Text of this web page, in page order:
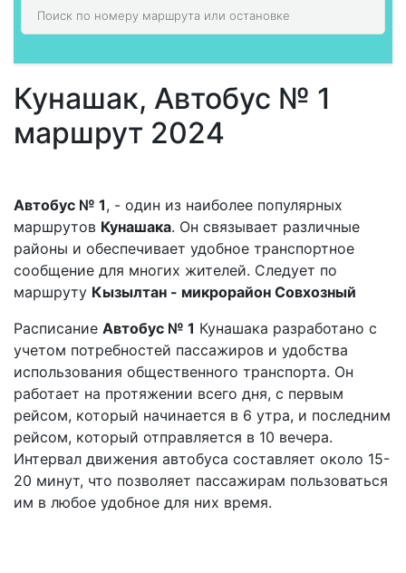
Кунашак, Автобус № 1
маршрут 2024
Автобус № 1, - один из наиболее популярных
маршрутов Кунашака. Он связывает различные
районы и обеспечивает удобное транспортное
сообщение для многих жителей. Следует по
маршруту Кызылтан - микрорайон Совхозный
Расписание Автобус № 1 Кунашака разработано с
учетом потребностей пассажиров и удобства
использования общественного транспорта. Он
работает на протяжении всего дня, с первым
рейсом, который начинается в 6 утра, и последним
рейсом, который отправляется в 10 вечера.
Интервал движения автобуса составляет около 15-
20 минут, что позволяет пассажирам пользоваться
им в любое удобное для них время.